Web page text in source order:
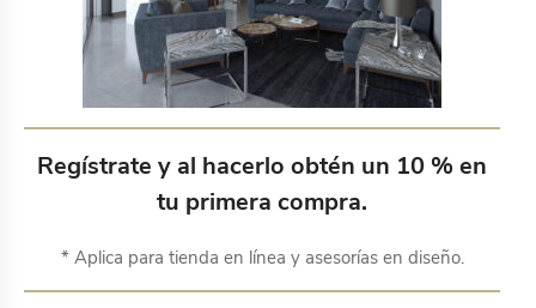
Productos relacionados
Regístrate y al hacerlo obtén un 10 % en
tu primera compra.
* Aplica para tienda en línea y asesorías en diseño.